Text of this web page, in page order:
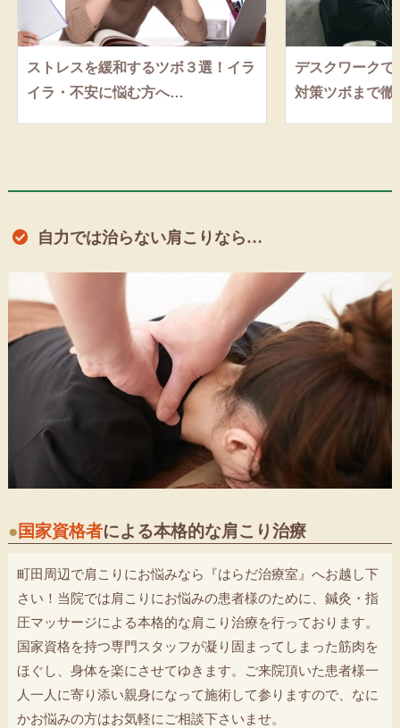
ストレスを緩和するツボ３選！イラ
イラ・不安に悩む方へ…
デスクワークで
対策ツボまで徹
自力では治らない肩こりなら…
●国家資格者による本格的な肩こり治療
町田周辺で肩こりにお悩みなら『はらだ治療室』へお越し下
さい！当院では肩こりにお悩みの患者様のために、鍼灸・指
圧マッサージによる本格的な肩こり治療を行っております。
国家資格を持つ専門スタッフが凝り固まってしまった筋肉を
ほぐし、身体を楽にさせてゆきます。ご来院頂いた患者様一
人一人に寄り添い親身になって施術して参りますので、なに
かお悩みの方はお気軽にご相談下さいませ。